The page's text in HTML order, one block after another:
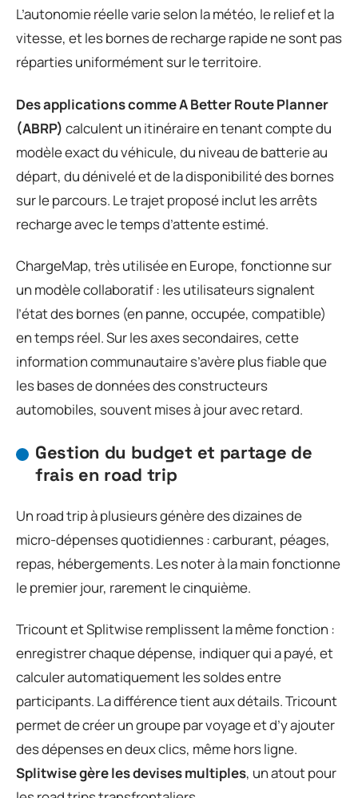
L’autonomie réelle varie selon la météo, le relief et la
vitesse, et les bornes de recharge rapide ne sont pas
réparties uniformément sur le territoire.
Des applications comme A Better Route Planner
(ABRP) calculent un itinéraire en tenant compte du
modèle exact du véhicule, du niveau de batterie au
départ, du dénivelé et de la disponibilité des bornes
sur le parcours. Le trajet proposé inclut les arrêts
recharge avec le temps d’attente estimé.
ChargeMap, très utilisée en Europe, fonctionne sur
un modèle collaboratif : les utilisateurs signalent
l’état des bornes (en panne, occupée, compatible)
en temps réel. Sur les axes secondaires, cette
information communautaire s’avère plus fiable que
les bases de données des constructeurs
automobiles, souvent mises à jour avec retard.
Gestion du budget et partage de
frais en road trip
Un road trip à plusieurs génère des dizaines de
micro-dépenses quotidiennes : carburant, péages,
repas, hébergements. Les noter à la main fonctionne
le premier jour, rarement le cinquième.
Tricount et Splitwise remplissent la même fonction :
enregistrer chaque dépense, indiquer qui a payé, et
calculer automatiquement les soldes entre
participants. La différence tient aux détails. Tricount
permet de créer un groupe par voyage et d’y ajouter
des dépenses en deux clics, même hors ligne.
Splitwise gère les devises multiples, un atout pour